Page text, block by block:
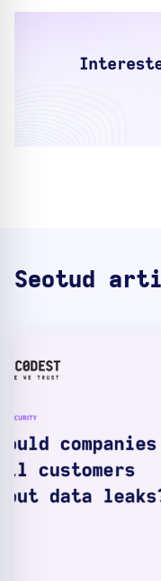
Seotud